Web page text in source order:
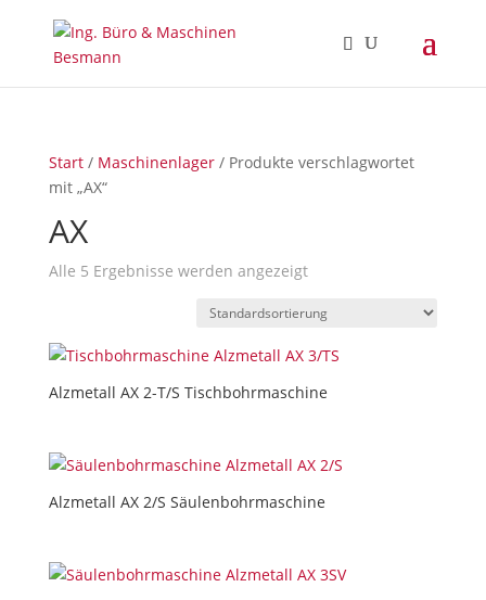
Start/ Maschinenlager/ Produkte verschlagwortet
mit „AX“
AX
Alle 5 Ergebnisse werden angezeigt
Alzmetall AX 2-T/S Tischbohrmaschine
Alzmetall AX 2/S Säulenbohrmaschine